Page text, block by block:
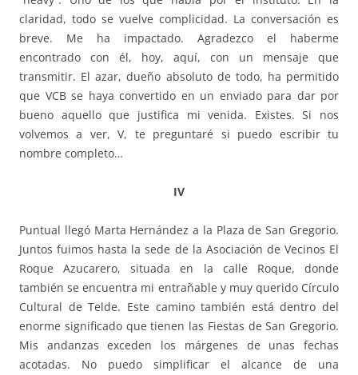
claridad, todo se vuelve complicidad. La conversación es
breve. Me ha impactado. Agradezco el haberme
encontrado con él, hoy, aquí, con un mensaje que
transmitir. El azar, dueño absoluto de todo, ha permitido
que VCB se haya convertido en un enviado para dar por
bueno aquello que justifica mi venida. Existes. Si nos
volvemos a ver, V, te preguntaré si puedo escribir tu
nombre completo…
IV
Puntual llegó Marta Hernández a la Plaza de San Gregorio.
Juntos fuimos hasta la sede de la Asociación de Vecinos El
Roque Azucarero, situada en la calle Roque, donde
también se encuentra mi entrañable y muy querido Círculo
Cultural de Telde. Este camino también está dentro del
enorme significado que tienen las Fiestas de San Gregorio.
Mis andanzas exceden los márgenes de unas fechas
acotadas. No puedo simplificar el alcance de una